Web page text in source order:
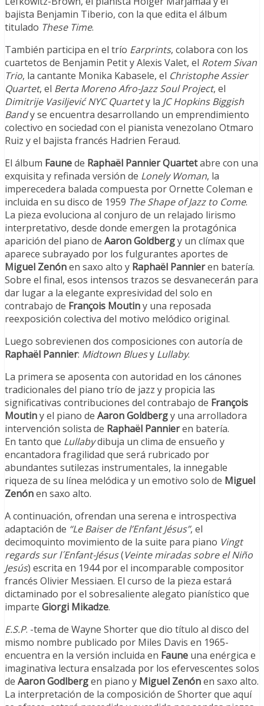
bajista Benjamin Tiberio, con la que edita el álbum
titulado These Time.
También participa en el trío Earprints, colabora con los
cuartetos de Benjamin Petit y Alexis Valet, el Rotem Sivan
Trio, la cantante Monika Kabasele, el Christophe Assier
Quartet, el Berta Moreno Afro-Jazz Soul Project, el
Dimitrije VasiljevićNYC Quartety la JC Hopkins Biggish
Bandy se encuentra desarrollando un emprendimiento
colectivo en sociedad con el pianista venezolano Otmaro
Ruiz y el bajista francés Hadrien Feraud.
El álbum Faunede Raphaël Pannier Quartetabre con una
exquisita y refinada versión de Lonely Woman, la
imperecedera balada compuesta por Ornette Coleman e
incluida en su disco de 1959 The Shape of Jazz to Come.
La pieza evoluciona al conjuro de un relajado lirismo
interpretativo, desde donde emergen la protagónica
aparición del piano de Aaron Goldbergy un clímax que
aparece subrayado por los fulgurantes aportes de
Miguel Zenónen saxo alto y Raphaël Pannieren batería.
Sobre el final, esos intensos trazos se desvanecerán para
dar lugar a la elegante expresividad del solo en
contrabajo de François Moutiny una reposada
reexposición colectiva del motivo melódico original.
Luego sobrevienen dos composiciones con autoría de
Raphaël Pannier: Midtown Bluesy Lullaby.
La primera se aposenta con autoridad en los cánones
tradicionales del piano trío de jazz y propicia las
significativas contribuciones del contrabajo de François
Moutiny el piano de Aaron Goldbergy una arrolladora
intervención solista de Raphaël Pannieren batería.
En tanto que Lullabydibuja un clima de ensueño y
encantadora fragilidad que será rubricado por
abundantes sutilezas instrumentales, la innegable
riqueza de su línea melódica y un emotivo solo de Miguel
Zenónen saxo alto.
A continuación, ofrendan una serena e introspectiva
adaptación de “Le Baiser de l’Enfant Jésus”, el
decimoquinto movimiento de la suite para piano Vingt
regards sur l´Enfant-Jésus(Veinte miradas sobre el Niño
Jesús) escrita en 1944 por el incomparable compositor
francés Olivier Messiaen. El curso de la pieza estará
dictaminado por el sobresaliente alegato pianístico que
imparte Giorgi Mikadze.
E.S.P. -tema de Wayne Shorter que dio título al disco del
mismo nombre publicado por Miles Davis en 1965-
encuentra en la versión incluida en Faune una enérgica e
imaginativa lectura ensalzada por los efervescentes solos
de Aaron Godlbergen piano y Miguel Zenónen saxo alto.
La interpretación de la composición de Shorter que aquí